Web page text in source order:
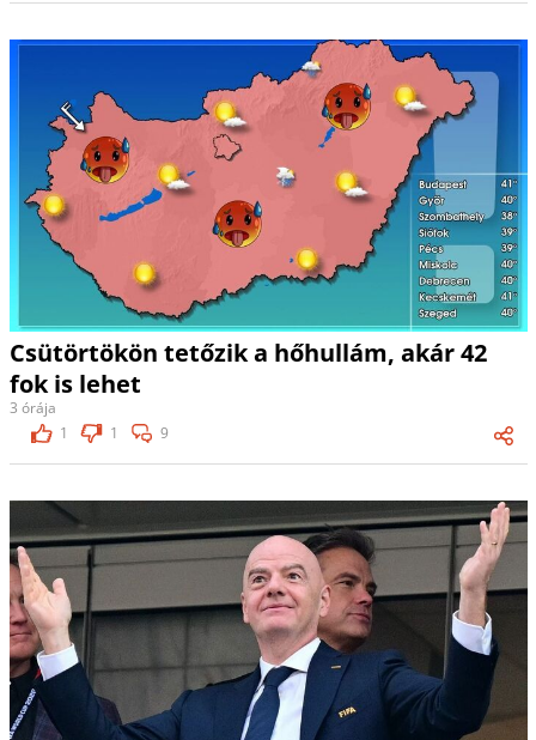
Csütörtökön tetőzik a hőhullám, akár 42
fok is lehet
3 órája
1
1 9